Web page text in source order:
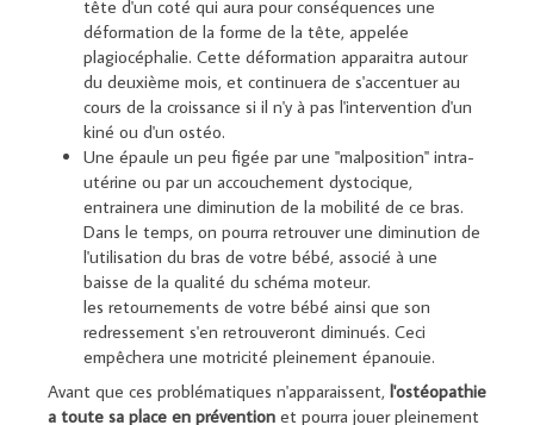
tête d'un coté qui aura pour conséquences une
déformation de la forme de la tête, appelée
plagiocéphalie. Cette déformation apparaitra autour
du deuxième mois, et continuera de s'accentuer au
cours de la croissance si il n'y à pas l'intervention d'un
kiné ou d'un ostéo.
Une épaule un peu figée par une "malposition" intra-
utérine ou par un accouchement dystocique,
entrainera une diminution de la mobilité de ce bras.
Dans le temps, on pourra retrouver une diminution de
l'utilisation du bras de votre bébé, associé à une
baisse de la qualité du schéma moteur.
les retournements de votre bébé ainsi que son
redressement s'en retrouveront diminués. Ceci
empêchera une motricité pleinement épanouie.
Avant que ces problématiques n'apparaissent, l'ostéopathie
a toute sa place en prévention et pourra jouer pleinement